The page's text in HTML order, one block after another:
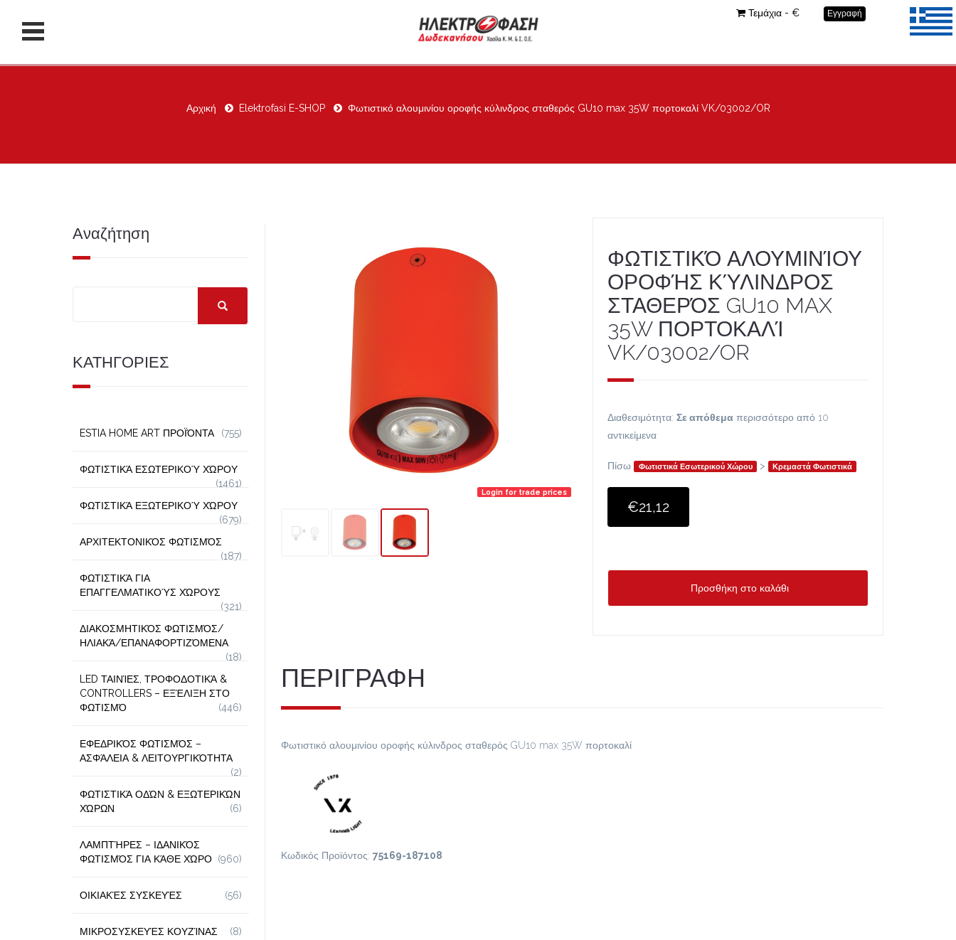
Εγγραφή
Τεμάχια - €
Αρχική Elektrofasi E-SHOP Φωτιστικό αλουμινίου οροφής κύλινδρος σταθερός GU10 max 35W πορτοκαλί VK/03002/OR
Login for trade prices
ΦΩΤΙΣΤΙΚΌ ΑΛΟΥΜΙΝΊΟΥ
ΟΡΟΦΉΣ ΚΎΛΙΝΔΡΟΣ
ΣΤΑΘΕΡΌΣ GU10 MAX
35W ΠΟΡΤΟΚΑΛΊ
VK/03002/OR
Διαθεσιμότητα:Σε απόθεμα περισσότερο από 10
αντικείμενα
Πίσω Φωτιστικά Εσωτερικού Χώρου > Κρεμαστά Φωτιστικά
€21,12
Προσθήκη στο καλάθι
ΠΕΡΙΓΡΑΦΗ
Φωτιστικό αλουμινίου οροφής κύλινδρος σταθερός GU10 max 35W πορτοκαλί
Κωδικός Προϊόντος: 75169-187108
Αναζήτηση
ΚΑΤΗΓΟΡΙΕΣ
ESTIA HOME ART ΠΡΟΪΌΝΤΑ (755)
ΦΩΤΙΣΤΙΚΆ ΕΣΩΤΕΡΙΚΟΎ ΧΏΡΟΥ
(1461)
ΦΩΤΙΣΤΙΚΆ ΕΞΩΤΕΡΙΚΟΎ ΧΏΡΟΥ
(679)
ΑΡΧΙΤΕΚΤΟΝΙΚΌΣ ΦΩΤΙΣΜΌΣ
(187)
ΦΩΤΙΣΤΙΚΆ ΓΙΑ
ΕΠΑΓΓΕΛΜΑΤΙΚΟΎΣ ΧΏΡΟΥΣ
(321)
ΔΙΑΚΟΣΜΗΤΙΚΌΣ ΦΩΤΙΣΜΌΣ/
ΗΛΙΑΚΆ/ΕΠΑΝΑΦΟΡΤΙΖΌΜΕΝΑ
(18)
LED ΤΑΙΝΊΕΣ, ΤΡΟΦΟΔΟΤΙΚΆ &
CONTROLLERS – ΕΞΈΛΙΞΗ ΣΤΟ
ΦΩΤΙΣΜΌ
(446)
ΕΦΕΔΡΙΚΌΣ ΦΩΤΙΣΜΌΣ –
ΑΣΦΆΛΕΙΑ & ΛΕΙΤΟΥΡΓΙΚΌΤΗΤΑ
(2)
ΦΩΤΙΣΤΙΚΆ ΟΔΏΝ & ΕΞΩΤΕΡΙΚΏΝ
ΧΏΡΩΝ
(6)
ΛΑΜΠΤΉΡΕΣ – ΙΔΑΝΙΚΌΣ
ΦΩΤΙΣΜΌΣ ΓΙΑ ΚΆΘΕ ΧΏΡΟ (960)
ΟΙΚΙΑΚΈΣ ΣΥΣΚΕΥΈΣ (56)
ΜΙΚΡΟΣΥΣΚΕΥΈΣ ΚΟΥΖΊΝΑΣ (8)